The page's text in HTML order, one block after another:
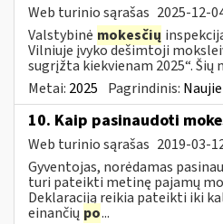
Web turinio sąrašas 2025-12-
Valstybinė mokesčių
Vilniuje įvyko dešimtoji
sugrįžta kiekvienam 2025“. Šių
Metai: 2025 Pagrindinis:
10. Kaip pasinaudoti
Web turinio sąrašas 2019-03-
Gyventojas, norėdamas
turi pateikti metinę pajamų
Deklaraciją reikia pateikti iki
einančių po...